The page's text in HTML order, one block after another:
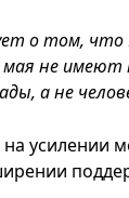
о том, что
не
а не
усилении